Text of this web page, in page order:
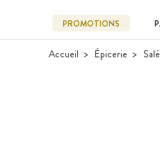
PROMOTIONS
Accueil Épicerie Salé